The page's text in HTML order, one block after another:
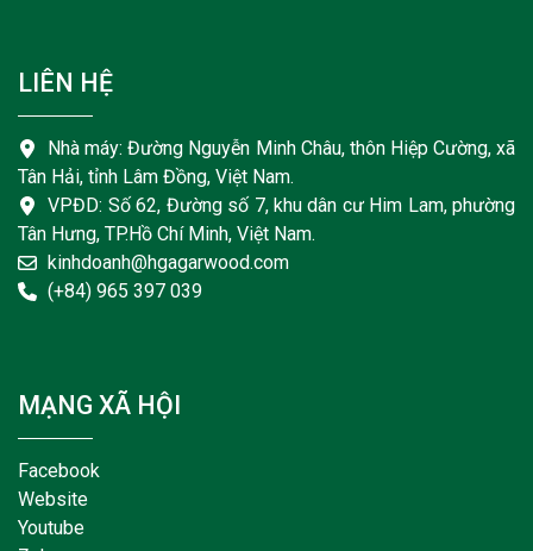
LIÊN HỆ
Nhà máy: Đường Nguyễn Minh Châu, thôn Hiệp Cường, xã
Tân Hải, tỉnh Lâm Đồng, Việt Nam.
VPĐD: Số 62, Đường số 7, khu dân cư Him Lam, phường
Tân Hưng, TP.Hồ Chí Minh, Việt Nam.
kinhdoanh@hgagarwood.com
(+84) 965 397 039
MẠNG XÃ HỘI
Facebook
Website
Youtube